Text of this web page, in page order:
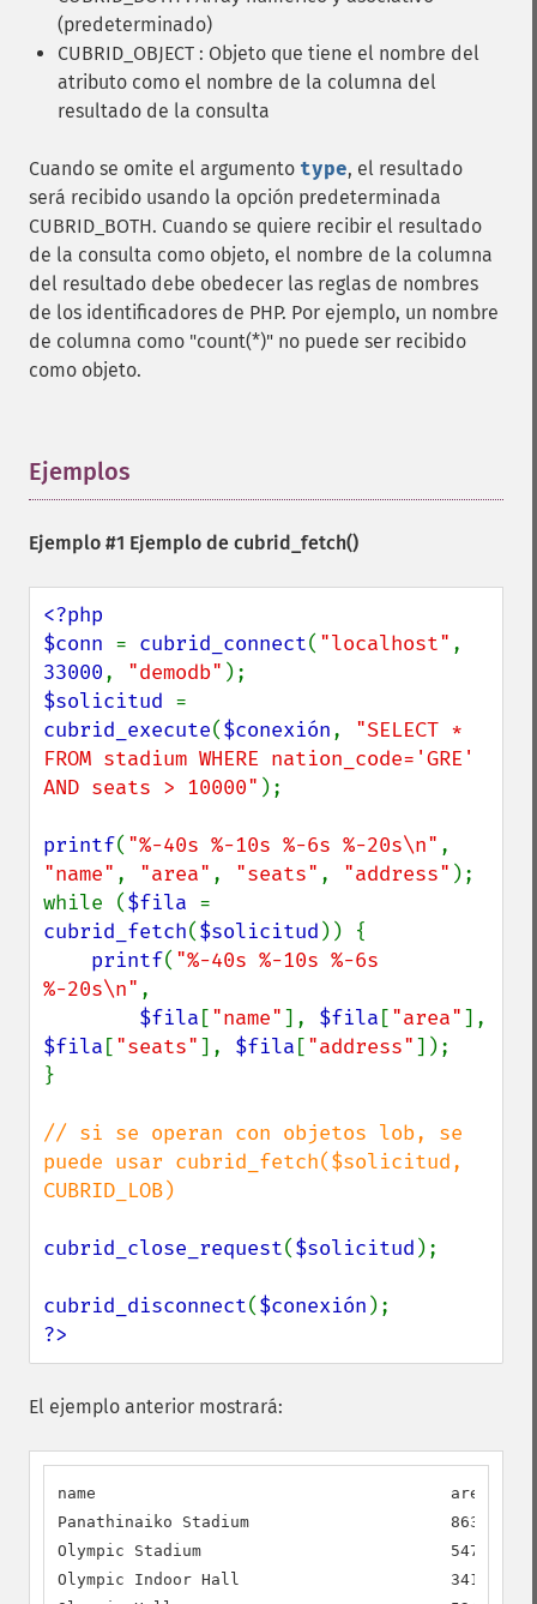
(predeterminado)
CUBRID_OBJECT : Objeto que tiene el nombre del
atributo como el nombre de la columna del
resultado de la consulta
Cuando se omite el argumento type, el resultado
será recibido usando la opción predeterminada
CUBRID_BOTH. Cuando se quiere recibir el resultado
de la consulta como objeto, el nombre de la columna
del resultado debe obedecer las reglas de nombres
de los identificadores de PHP. Por ejemplo, un nombre
de columna como "count(*)" no puede ser recibido
como objeto.
Ejemplos
Ejemplo #1 Ejemplo de cubrid_fetch()
<?php
$conn = cubrid_connect( "localhost"
33000, "demodb"
$solicitud
cubrid_execute($conexión, "SELECT *
FROM stadium WHERE nation_code='GRE'
AND seats > 10000" );
printf( "%-40s %-10s %-6s %-20s\n"
"name" , "area" , "seats" , "address" );
while ($fila
cubrid_fetch($solicitud )) {
printf( "%-40s %-10s %-6s
%-20s\n" ,
$fila ["name"], $fila ["area"
$fila ["seats"], $fila ["address"]);
}
// si se operan con objetos lob, se
puede usar cubrid_fetch($solicitud,
CUBRID_LOB)
cubrid_close_request($solicitud );
cubrid_disconnect($conexión
?>
El ejemplo anterior mostrará:
name                                     area
Panathinaiko Stadium                     86300.00
Olympic Stadium                          54700.00
Olympic Indoor Hall                      34100.00